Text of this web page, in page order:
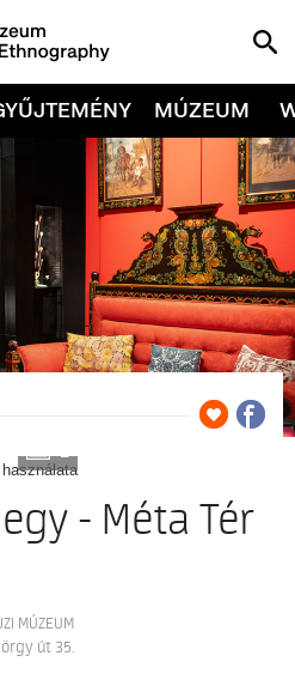
MÚZEUM
2
- Méta Tér
MÚZEUM
út 35.